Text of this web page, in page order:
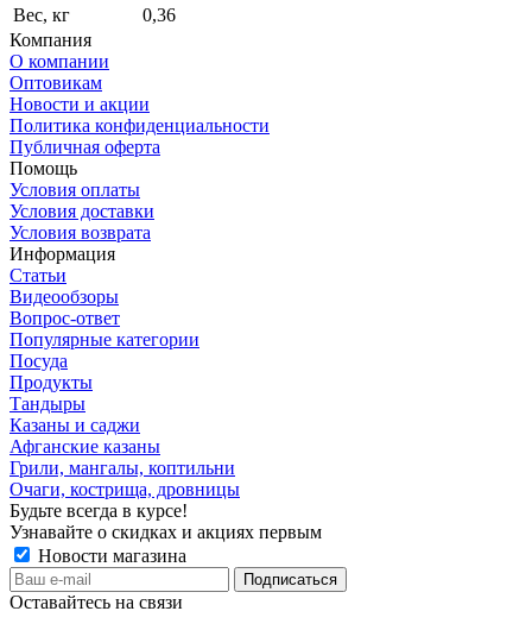
Вес, кг
0,36
Компания
О компании
Оптовикам
Новости и акции
Политика конфиденциальности
Публичная оферта
Помощь
Условия оплаты
Условия доставки
Условия возврата
Информация
Статьи
Видеообзоры
Вопрос-ответ
Популярные категории
Посуда
Продукты
Тандыры
Казаны и саджи
Афганские казаны
Грили, мангалы, коптильни
Очаги, кострища, дровницы
Будьте всегда в курсе!
Узнавайте о скидках и акциях первым
Новости магазина
Оставайтесь на связи